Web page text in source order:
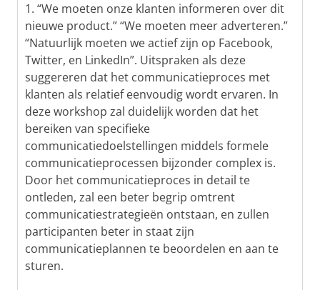
1. “We moeten onze klanten informeren over dit
nieuwe product.” “We moeten meer adverteren.”
“Natuurlijk moeten we actief zijn op Facebook,
Twitter, en LinkedIn”. Uitspraken als deze
suggereren dat het communicatieproces met
klanten als relatief eenvoudig wordt ervaren. In
deze workshop zal duidelijk worden dat het
bereiken van specifieke
communicatiedoelstellingen middels formele
communicatieprocessen bijzonder complex is.
Door het communicatieproces in detail te
ontleden, zal een beter begrip omtrent
communicatiestrategieën ontstaan, en zullen
participanten beter in staat zijn
communicatieplannen te beoordelen en aan te
sturen.